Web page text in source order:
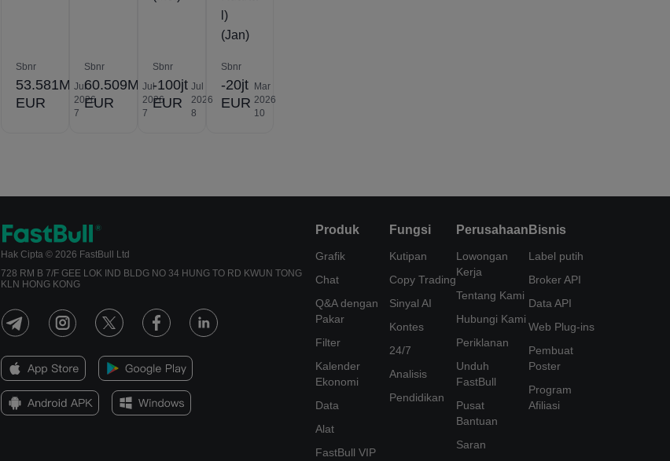
Sbnr
53.581M
EUR
Jul
2026
7
Sbnr
60.509M
EUR
Jul
2026
7
Sbnr
-100jt
EUR
Jul
2026
8
l)
(Jan)
Sbnr
-20jt
EUR
Mar
2026
10
Hak Cipta © 2026 FastBull Ltd
728 RM B 7/F GEE LOK IND BLDG NO 34 HUNG TO RD KWUN TONG
KLN HONG KONG
Produk
Grafik
Chat
Q&A dengan
Pakar
Filter
Kalender
Ekonomi
Data
Alat
FastBull VIP
Fungsi
Kutipan
Copy Trading
Sinyal AI
Kontes
24/7
Analisis
Pendidikan
Perusahaan
Lowongan
Kerja
Tentang Kami
Hubungi Kami
Periklanan
Unduh
FastBull
Pusat
Bantuan
Saran
Bisnis
Label putih
Broker API
Data API
Web Plug-ins
Pembuat
Poster
Program
Afiliasi